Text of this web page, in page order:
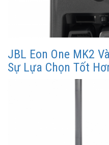
JBL Eon One MK2
Sự Lựa Chọn Tốt